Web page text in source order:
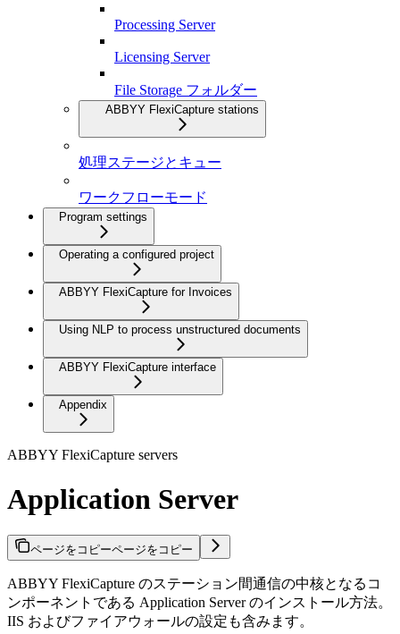
Processing Server
Licensing Server
File Storage フォルダー
ABBYY FlexiCapture stations
処理ステージとキュー
ワークフローモード
Program settings
Operating a configured project
ABBYY FlexiCapture for Invoices
Using NLP to process unstructured documents
ABBYY FlexiCapture interface
Appendix
ABBYY FlexiCapture servers
Application Server
ページをコピーページをコピー
ABBYY FlexiCapture のステーション間通信の中核となるコ
ンポーネントである Application Server のインストール方法。
IIS およびファイアウォールの設定も含みます。